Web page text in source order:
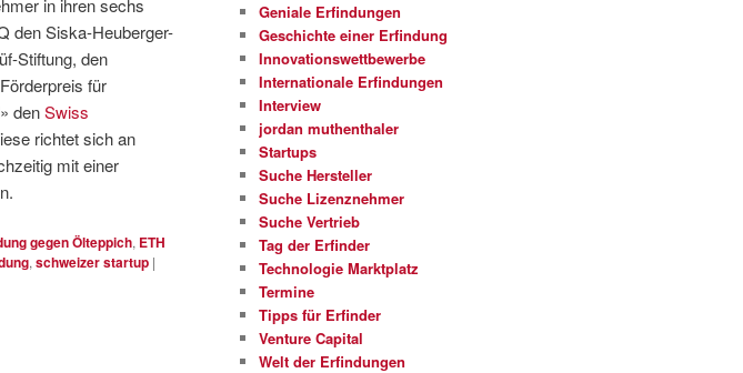
den Siska-Heuberger-
Stiftung, den
für
denSwiss
richtet sich an
mit einer
gegen Ölteppich, ETH
, schweizer startup |
Geniale Erfindungen
Geschichte einer Erfindung
Innovationswettbewerbe
Internationale Erfindungen
Interview
jordan muthenthaler
Startups
Suche Hersteller
Suche Lizenznehmer
Suche Vertrieb
Tag der Erfinder
Technologie Marktplatz
Termine
Tipps für Erfinder
Venture Capital
Welt der Erfindungen